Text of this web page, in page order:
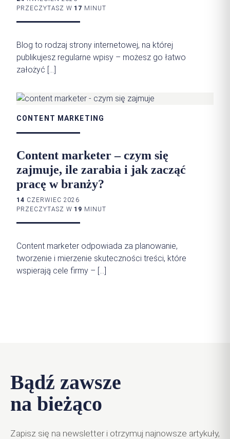
PRZECZYTASZ W 17 MINUT
Blog to rodzaj strony internetowej, na której
publikujesz regularne wpisy – możesz go łatwo
założyć […]
CONTENT MARKETING
Content marketer – czym się
zajmuje, ile zarabia i jak zacząć
pracę w branży?
14 CZERWIEC 2026
PRZECZYTASZ W 19 MINUT
Content marketer odpowiada za planowanie,
tworzenie i mierzenie skuteczności treści, które
wspierają cele firmy – […]
Bądź zawsze
na bieżąco
Zapisz się na newsletter i otrzymuj najnowsze artykuły,